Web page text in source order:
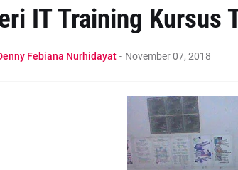
IT Training Kursus
Febiana Nurhidayat - November 07, 2018